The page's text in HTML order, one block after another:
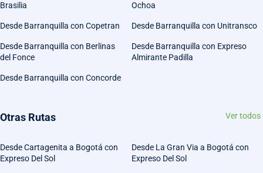
Brasilia
Ochoa
Desde Barranquilla con Copetran Desde Barranquilla con Unitransco
Desde Barranquilla con Berlinas
del Fonce
Desde Barranquilla con Expreso
Almirante Padilla
Desde Barranquilla con Concorde
Otras Rutas Ver todos
Desde Cartagenita a Bogotá con
Expreso Del Sol
Desde La Gran Via a Bogotá con
Expreso Del Sol